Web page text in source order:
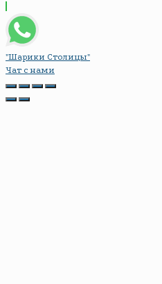
"Шарики Столицы"
Чат с нами